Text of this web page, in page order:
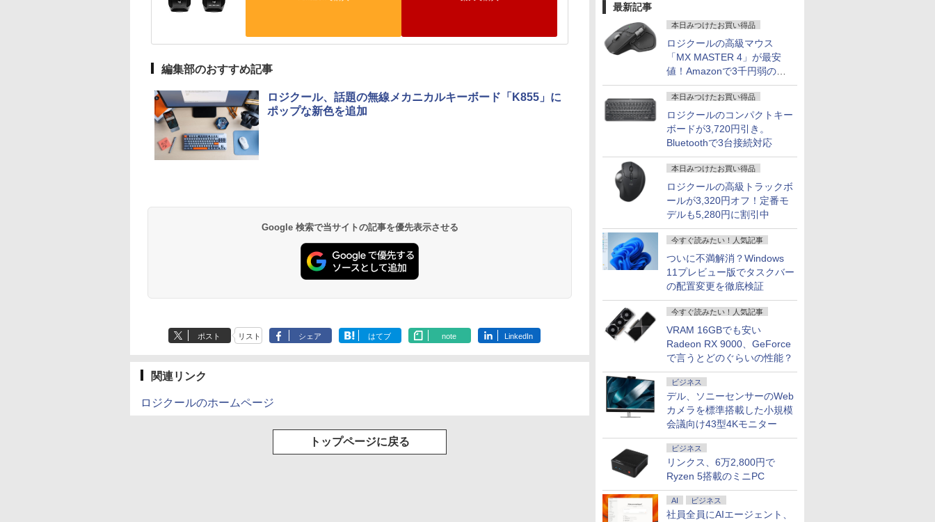
最新記事
本日みつけたお買い得品
ロジクールの高級マウス
「MX MASTER 4」が最安
値！Amazonで3千円弱の割
引
本日みつけたお買い得品
ロジクールのコンパクトキー
ボードが3,720円引き。
Bluetoothで3台接続対応
本日みつけたお買い得品
ロジクールの高級トラックボ
ールが3,320円オフ！定番モ
デルも5,280円に割引中
今すぐ読みたい！人気記事
ついに不満解消？Windows
11プレビュー版でタスクバー
の配置変更を徹底検証
今すぐ読みたい！人気記事
VRAM 16GBでも安い
Radeon RX 9000、GeForce
で言うとどのぐらいの性能？
ビジネス
デル、ソニーセンサーのWeb
カメラを標準搭載した小規模
会議向け43型4Kモニター
ビジネス
リンクス、6万2,800円で
Ryzen 5搭載のミニPC
AI ビジネス
社員全員にAIエージェント、
編集部のおすすめ記事
ロジクール、話題の無線メカニカルキーボード「K855」に
ポップな新色を追加
Google 検索で当サイトの記事を優先表示させる
ポスト リスト シェア はてブ note LinkedIn
関連リンク
ロジクールのホームページ
トップページに戻る